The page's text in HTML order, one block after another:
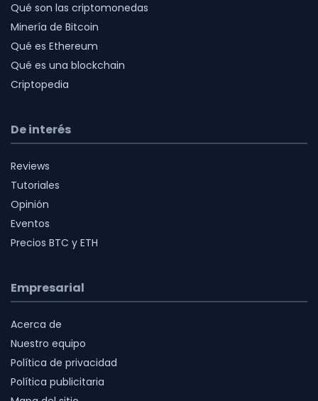
Qué son las criptomonedas
Minería de Bitcoin
Qué es Ethereum
Qué es una blockchain
Criptopedia
De interés
Reviews
Tutoriales
Opinión
Eventos
Precios BTC y ETH
Empresarial
Acerca de
Nuestro equipo
Política de privacidad
Política publicitaria